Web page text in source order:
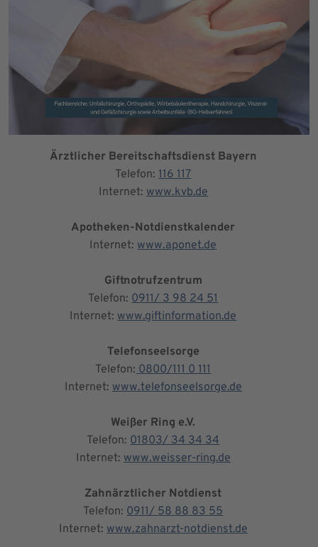
Ärztlicher Bereitschaftsdienst Bayern
Telefon:116 117
Internet: www.kvb.de
Apotheken-Notdienstkalender
Internet: www.aponet.de
Giftnotrufzentrum
Telefon: 0911/ 3 98 24 51
Internet: www.giftinformation.de
Telefonseelsorge
Telefon: 0800/111 0 111
Internet: www.telefonseelsorge.de
Weißer Ring e.V.
Telefon: 01803/ 34 34 34
Internet: www.weisser-ring.de
Zahnärztlicher Notdienst
Telefon: 0911/ 58 88 83 55
Internet: www.zahnarzt-notdienst.de